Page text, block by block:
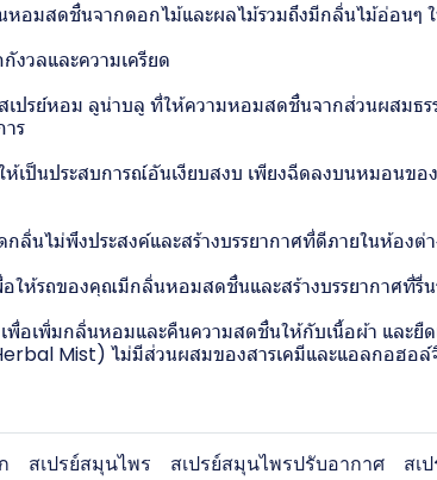
อมสดชื่นจากดอกไม้และผลไม้รวมถึงมีกลิ่นไม้อ่อนๆ
วลและความเครียด
รย์หอม ลูน่าบลู ที่ให้ความหอมสดชื่นจากส่วนผสมธ
ร
ห้เป็นประสบการณ์อันเงียบสงบ เพียงฉีดลงบนหมอน
กลิ่นไม่พึงประสงค์และสร้างบรรยากาศที่ดีภายในห้องต่
อให้รถของคุณมีกลิ่นหอมสดชื่นและสร้างบรรยากาศที่รื่
เพื่อเพิ่มกลิ่นหอมและคืนความสดชื่นให้กับเนื้อผ้า และยืด
Mist) ไม่มีส่วนผสมของสารเคมีและแอลกอฮอ
สเปรย์สมุนไพร สเปรย์สมุนไพรปรับอากาศ สเ